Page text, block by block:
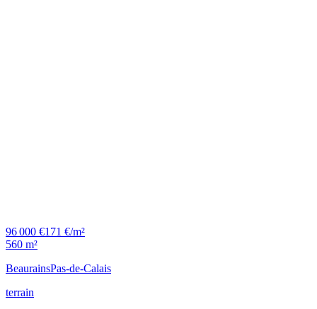
96 000 €171 €/m²
560 m²
BeaurainsPas-de-Calais
terrain